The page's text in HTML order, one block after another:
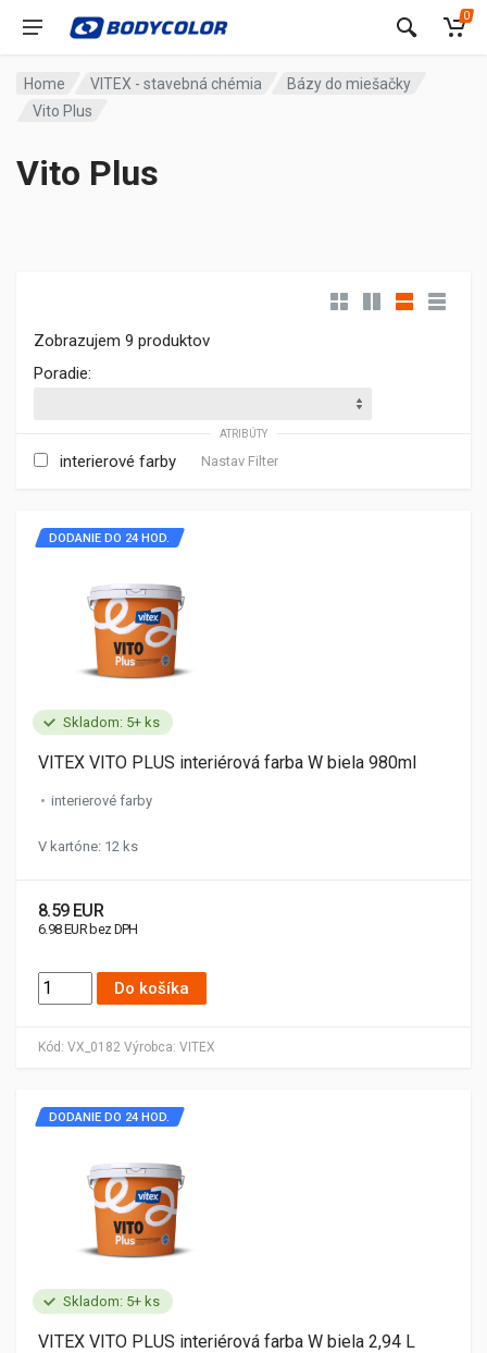
0
Home VITEX - stavebná chémia
Bázy do miešačky
Vito Plus
Vito Plus
Zobrazujem 9 produktov
Poradie:
ATRIBÚTY
interierové farby Nastav Filter
Skladom: 5+ ks
Kód: VX_0182 Výrobca: VITEX
DODANIE DO 24 HOD.
VITEX VITO PLUS interiérová farba W biela 980ml
interierové farby
V kartóne: 12 ks
8.59 EUR
6.98 EUR bez DPH
Do košíka
Skladom: 5+ ks
DODANIE DO 24 HOD.
VITEX VITO PLUS interiérová farba W biela 2,94 L